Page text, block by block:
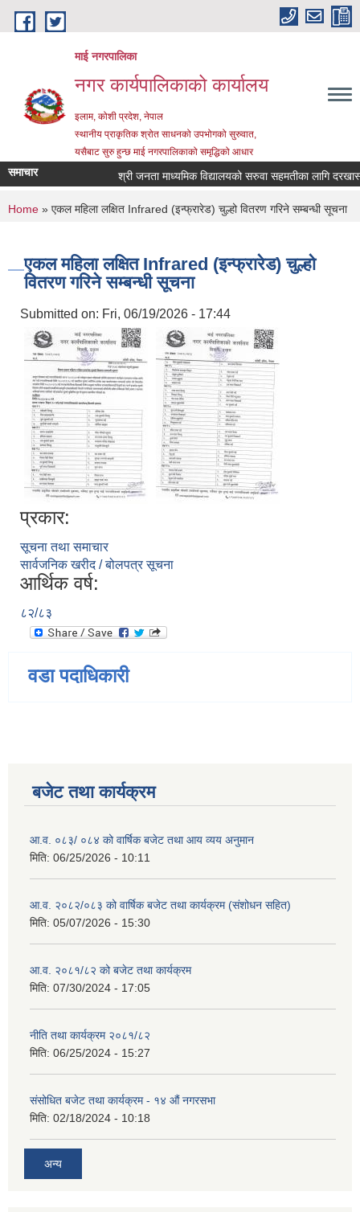
Skip to main content
माई नगरपालिका
नगर कार्यपालिकाको कार्यालय
इलाम, कोशी प्रदेश, नेपाल
स्थानीय प्राकृतिक श्रोत साधनको उपभोगको सुरुवात,
यसैबाट सुरु हुन्छ माई नगरपालिकाको समृद्धिको आधार
समाचार श्री जनता माध्यमिक विद्यालयको सरुवा सहमतीका लागि दरखास्त
You are here
Home » एकल महिला लक्षित Infrared (इन्फ्रारेड) चुल्हो वितरण गरिने सम्बन्धी सूचना
एकल महिला लक्षित Infrared (इन्फ्रारेड) चुल्हो
वितरण गरिने सम्बन्धी सूचना
Submitted on: Fri, 06/19/2026 - 17:44
प्रकार:
सूचना तथा समाचार
सार्वजनिक खरीद / बोलपत्र सूचना
आर्थिक वर्ष:
८२/८३
वडा पदाधिकारी
बजेट तथा कार्यक्रम
आ.व. ०८३/ ०८४ को वार्षिक बजेट तथा आय व्यय अनुमान
मिति: 06/25/2026 - 10:11
आ.व. २०८२/०८३ को वार्षिक बजेट तथा कार्यक्रम (संशोधन सहित)
मिति: 05/07/2026 - 15:30
आ.व. २०८१/८२ को बजेट तथा कार्यक्रम
मिति: 07/30/2024 - 17:05
नीति तथा कार्यक्रम २०८१/८२
मिति: 06/25/2024 - 15:27
संसोधित बजेट तथा कार्यक्रम - १४ औं नगरसभा
मिति: 02/18/2024 - 10:18
अन्य